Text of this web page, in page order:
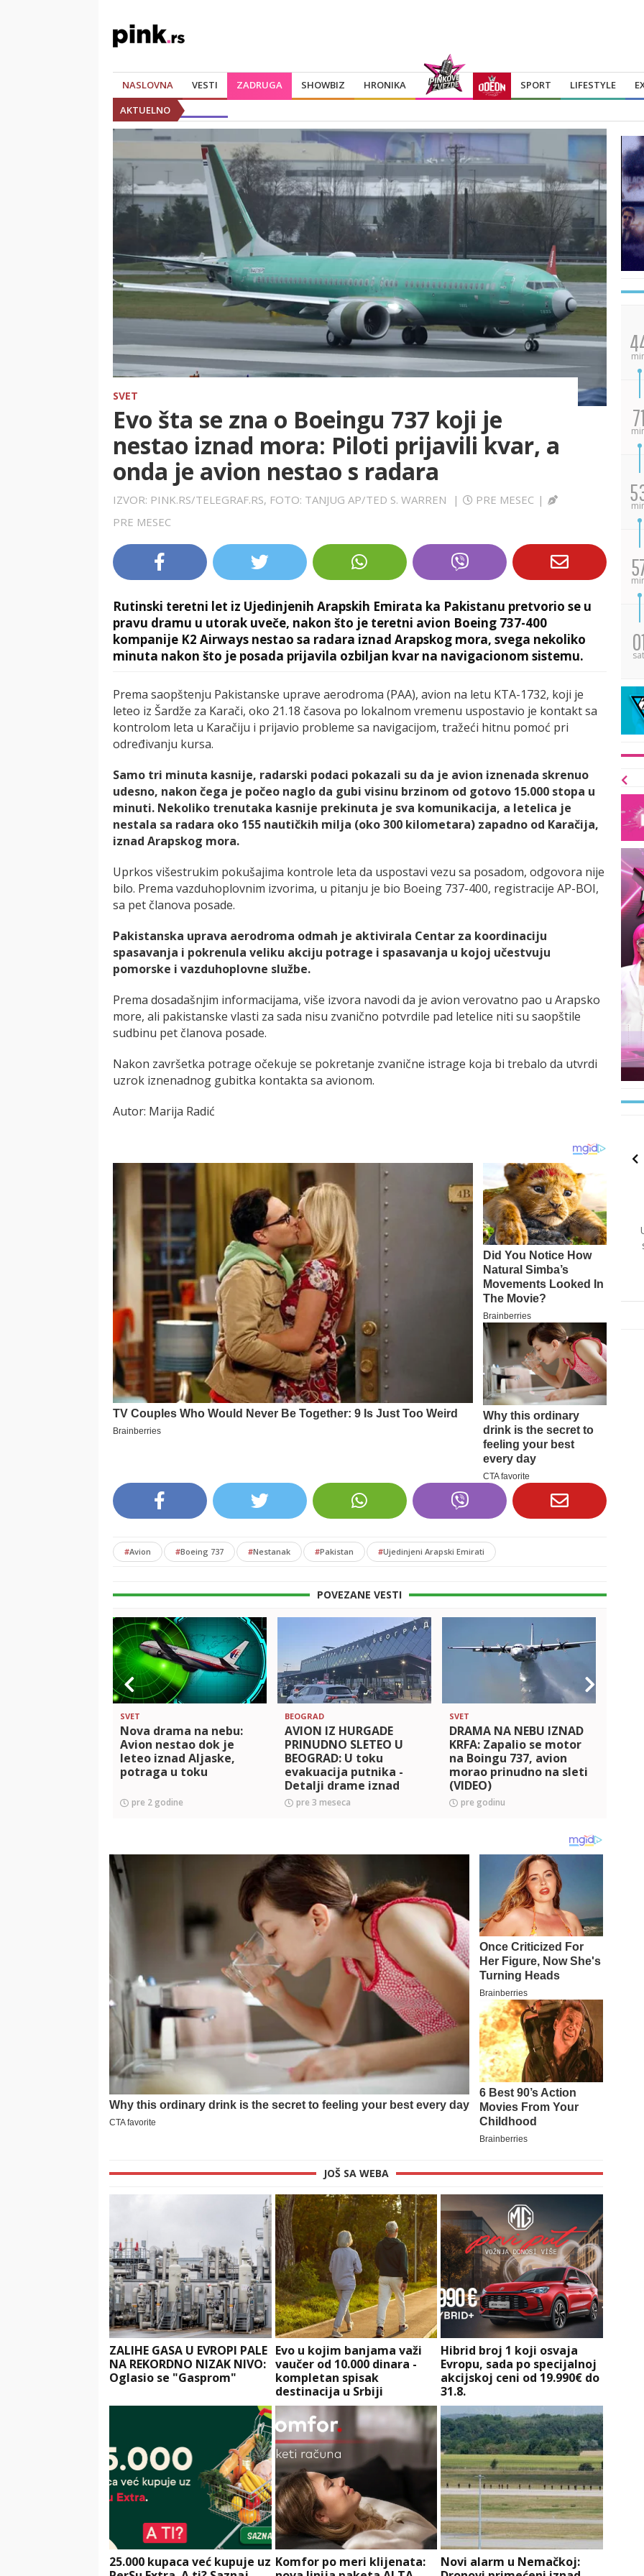
NASLOVNA VESTI ZADRUGA SHOWBIZ HRONIKA SPORT LIFESTYLE
AKTUELNO
SVET
Evo šta se zna o Boeingu 737 koji je
nestao iznad mora: Piloti prijavili kvar, a
onda je avion nestao s radara
IZVOR: PINK.RS/TELEGRAF.RS, FOTO: TANJUG AP/TED S. WARREN | PRE MESEC |
PRE MESEC
Rutinski teretni let iz Ujedinjenih Arapskih Emirata ka Pakistanu pretvorio se u
pravu dramu u utorak uveče, nakon što je teretni avion Boeing 737-400
kompanije K2 Airways nestao sa radara iznad Arapskog mora, svega nekoliko
minuta nakon što je posada prijavila ozbiljan kvar na navigacionom sistemu.
Prema saopštenju Pakistanske uprave aerodroma (PAA), avion na letu KTA-1732, koji je
leteo iz Šardže za Karači, oko 21.18 časova po lokalnom vremenu uspostavio je kontakt sa
kontrolom leta u Karačiju i prijavio probleme sa navigacijom, tražeći hitnu pomoć pri
određivanju kursa.
Samo tri minuta kasnije, radarski podaci pokazali su da je avion iznenada skrenuo
udesno, nakon čega je počeo naglo da gubi visinu brzinom od gotovo 15.000 stopa u
minuti. Nekoliko trenutaka kasnije prekinuta je sva komunikacija, a letelica je
nestala sa radara oko 155 nautičkih milja (oko 300 kilometara) zapadno od Karačija,
iznad Arapskog mora.
Uprkos višestrukim pokušajima kontrole leta da uspostavi vezu sa posadom, odgovora nije
bilo. Prema vazduhoplovnim izvorima, u pitanju je bio Boeing 737-400, registracije AP-BOI,
sa pet članova posade.
Pakistanska uprava aerodroma odmah je aktivirala Centar za koordinaciju
spasavanja i pokrenula veliku akciju potrage i spasavanja u kojoj učestvuju
pomorske i vazduhoplovne službe.
Prema dosadašnjim informacijama, više izvora navodi da je avion verovatno pao u Arapsko
more, ali pakistanske vlasti za sada nisu zvanično potvrdile pad letelice niti su saopštile
sudbinu pet članova posade.
Nakon završetka potrage očekuje se pokretanje zvanične istrage koja bi trebalo da utvrdi
uzrok iznenadnog gubitka kontakta sa avionom.
Autor: Marija Radić
#Avion #Boeing 737 #Nestanak #Pakistan #Ujedinjeni Arapski Emirati
POVEZANE VESTI
SVET
Nova drama na nebu:
Avion nestao dok je
leteo iznad Aljaske,
potraga u toku
pre 2 godine
BEOGRAD
AVION IZ HURGADE
PRINUDNO SLETEO U
BEOGRAD: U toku
evakuacija putnika -
Detalji drame iznad
prestonice
pre 3 meseca
SVET
DRAMA NA NEBU IZNAD
KRFA: Zapalio se motor
na Boingu 737, avion
morao prinudno na sleti
(VIDEO)
pre godinu
JOŠ SA WEBA
ZALIHE GASA U EVROPI PALE
NA REKORDNO NIZAK NIVO:
Oglasio se "Gasprom"
Evo u kojim banjama važi
vaučer od 10.000 dinara -
kompletan spisak
destinacija u Srbiji
Hibrid broj 1 koji osvaja
Evropu, sada po specijalnoj
akcijskoj ceni od 19.990€ do
31.8.
25.000 kupaca već kupuje uz Komfor po meri klijenata:
Novi alarm u Nemačkoj:
71
sat